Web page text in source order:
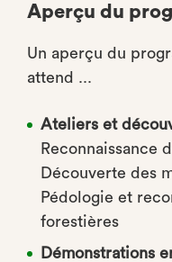
Aperçu du
Un aperçu du
attend ...
Ateliers et
Reconnaissance
Découverte des
Pédologie et
forestières
Démonstrations